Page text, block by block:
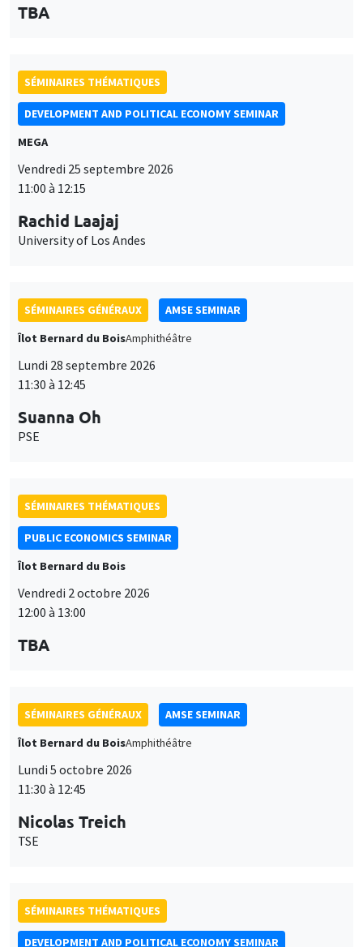
TBA
SÉMINAIRES THÉMATIQUES
DEVELOPMENT AND POLITICAL ECONOMY SEMINAR
MEGA
Vendredi 25 septembre 2026
11:00 à 12:15
Rachid Laajaj
University of Los Andes
SÉMINAIRES GÉNÉRAUX
AMSE SEMINAR
Îlot Bernard du BoisAmphithéâtre
Lundi 28 septembre 2026
11:30 à 12:45
Suanna Oh
PSE
SÉMINAIRES THÉMATIQUES
PUBLIC ECONOMICS SEMINAR
Îlot Bernard du Bois
Vendredi 2 octobre 2026
12:00 à 13:00
TBA
SÉMINAIRES GÉNÉRAUX
AMSE SEMINAR
Îlot Bernard du BoisAmphithéâtre
Lundi 5 octobre 2026
11:30 à 12:45
Nicolas Treich
TSE
SÉMINAIRES THÉMATIQUES
DEVELOPMENT AND POLITICAL ECONOMY SEMINAR